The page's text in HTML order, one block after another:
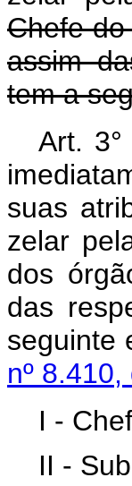
Chefe
assim
tem a
Art.
suas
zelar
dos
das
nº
I -
II -